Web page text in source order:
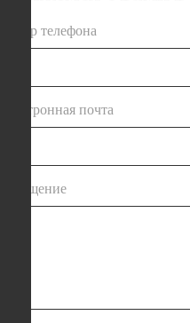
номер телефона
электронная почта
сообщение